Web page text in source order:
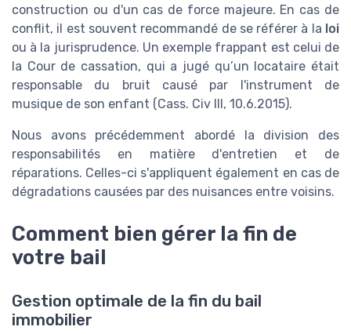
construction ou d'un cas de force majeure. En cas de
conflit, il est souvent recommandé de se référer à la loi
ou à la jurisprudence. Un exemple frappant est celui de
la Cour de cassation, qui a jugé qu’un locataire était
responsable du bruit causé par l'instrument de
musique de son enfant (Cass. Civ III, 10.6.2015).
Nous avons précédemment abordé la division des
responsabilités en matière d'entretien et de
réparations. Celles-ci s'appliquent également en cas de
dégradations causées par des nuisances entre voisins.
Comment bien gérer la fin de
votre bail
Gestion optimale de la fin du bail
immobilier